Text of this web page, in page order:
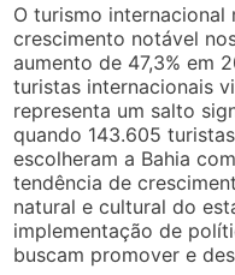
O turismo internacional
crescimento notável
aumento de 47,3% em
turistas internacionais
representa um salto
quando 143.605
escolheram a Bahia
tendência de
natural e cultural do
implementação de
buscam promover e